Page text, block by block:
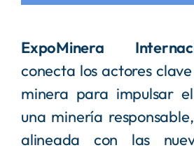
ExpoMinera
conecta los actores
minera para impulsar
una minería
alineada con las